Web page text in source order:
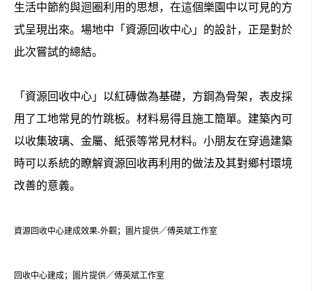
生活中節約與迴圈利用的思想，在這個樂園中以可見的方
式呈現出來。場地中「資源回收中心」的設計，正是對於
此次嘗試的總結。
「資源回收中心」以紅磚做為基礎，方鋼為骨架，表皮採
用了工地常見的竹跳板。材料易得且施工簡單。建築內可
以收集玻璃、金屬、紙張等常見材料。小朋友在穿過建築
時可以系統的瞭解資源回收再利用的做法及其對鄉村環境
改善的意義。
資源回收中心建成效果-外觀；圖片提供／傅英斌工作室
回收中心建成；圖片提供／傅英斌工作室